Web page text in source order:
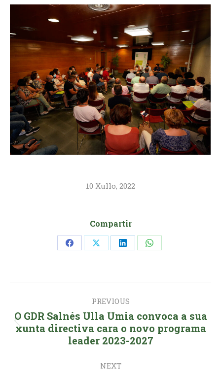
10 Xullo, 2022
Compartir
Share Share Share Share
navigation PREVIOUS
Previous
post:
O GDR Salnés Ulla Umia convoca a sua
xunta directiva cara o novo programa
leader 2023-2027
NEXT